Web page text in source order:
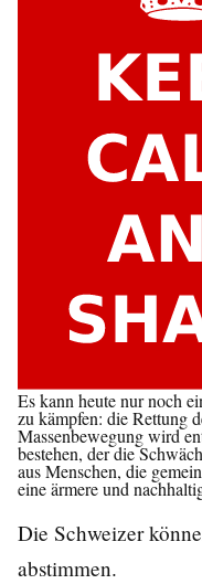
Es kann heute nur noch
zu kämpfen: die Rettung
Massenbewegung wird
bestehen, der die
aus Menschen, die
eine ärmere und
Die Schweizer
abstimmen.